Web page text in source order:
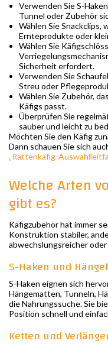
Verwenden Sie S-
Tunnel oder Zubehör
Wählen Sie Snackclips,
Ernteprodukte oder
Wählen Sie
Sicherheit erfordert.
Verwenden Sie
Streu oder
Wählen Sie Zubehör,
Käfigs passt.
Überprüfen Sie
sauber und leicht zu
Möchten Sie den Käfig
Dann schauen Sie sich
„Rattenkäfig-
Welche Arten
gibt es?
Käfigzubehör hat immer
Konstruktion stabiler,
abwechslungsreicher
S-Haken und
S-Haken eignen sich
Hängematten, Tunneln,
die Nahrungssuche. Sie
Position schnell und
Ketten und